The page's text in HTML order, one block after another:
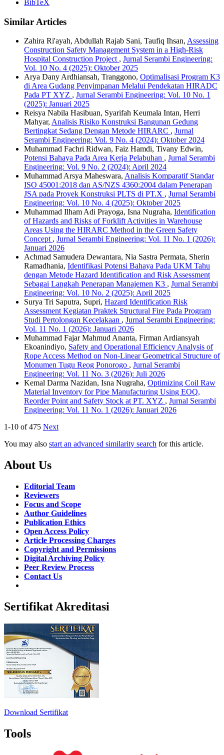
BibTeX
Similar Articles
Zahira Ri'ayah, Abdullah Rajab Sani, Taufiq Ihsan, Assessing
Construction Safety Management System in a High-Risk
Hospital Construction Project , Jurnal Serambi Engineering:
Vol. 10 No. 4 (2025): Oktober 2025
Arya Dany Ardhiansah, Tranggono, Optimalisasi Program K3
di Area Gudang Penyimpanan Melalui Pendekatan HIRADC
Pada PT XYZ , Jurnal Serambi Engineering: Vol. 10 No. 1
(2025): Januari 2025
Reisya Nabila Hasibuan, Syarifah Keumala Intan, Herri
Mahyar, Analisis Risiko Konstruksi Bangunan Gedung
Bertingkat Sedang Dengan Metode HIRARC , Jurnal
Serambi Engineering: Vol. 9 No. 4 (2024): Oktober 2024
Muhammad Fachri Ridwan, Faiz Hamdi, Tivany Edwin,
Potensi Bahaya Pada Area Kerja Pelabuhan , Jurnal Serambi
Engineering: Vol. 9 No. 2 (2024): April 2024
Muhammad Arsya Maheswara, Analisis Komparatif Standar
ISO 45001:2018 dan AS/NZS 4360:2004 dalam Penerapan
JSA pada Proyek Konstruksi PLTS di PT.X , Jurnal Serambi
Engineering: Vol. 10 No. 4 (2025): Oktober 2025
Muhammad Ilham Adi Prayoga, Isna Nugraha, Identification
of Hazards and Risks of Forklift Activities in Warehouse
Areas Using the HIRARC Method in the Green Safety
Concept , Jurnal Serambi Engineering: Vol. 11 No. 1 (2026):
Januari 2026
Achmad Samudera Dewantara, Nia Sastra Permata, Sherin
Ramadhania, Identifikasi Potensi Bahaya Pada UKM Tahu
dengan Metode Hazard Identification and Risk Assessment
Sebagai Langkah Penerapan Manajemen K3 , Jurnal Serambi
Engineering: Vol. 10 No. 2 (2025): April 2025
Surya Tri Saputra, Supri, Hazard Identification Risk
Assessment Kegiatan Praktek Structural Fire Pada Program
Studi Pertolongan Kecelakaan , Jurnal Serambi Engineering:
Vol. 11 No. 1 (2026): Januari 2026
Muhammad Fajar Mahmud Ananta, Firman Ardiansyah
Ekoanindiyo, Safety and Operational Efficiency Analysis of
Rope Access Method on Non-Linear Geometrical Structure of
Monumen Tugu Reog Ponorogo , Jurnal Serambi
Engineering: Vol. 11 No. 3 (2026): Juli 2026
Kemal Darma Nazidan, Isna Nugraha, Optimizing Coil Raw
Material Inventory for Pipe Manufacturing Using EOQ,
Reorder Point and Safety Stock at PT. XYZ , Jurnal Serambi
Engineering: Vol. 11 No. 1 (2026): Januari 2026
1-10 of 475 Next
You may also start an advanced similarity search for this article.
About Us
Editorial Team
Reviewers
Focus and Scope
Author Guidelines
Publication Ethics
Open Access Policy
Article Processing Charges
Copyright and Permissions
Digital Archiving Policy
Peer Review Process
Contact Us
Sertifikat Akreditasi
Download Sertifikat
Tools